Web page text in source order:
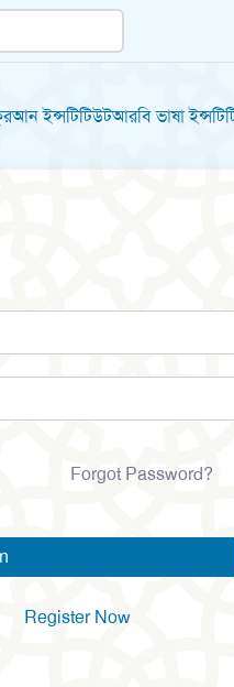
ইন্সটিটিউটআরবি ভাষা
Forgot Password?
Register Now